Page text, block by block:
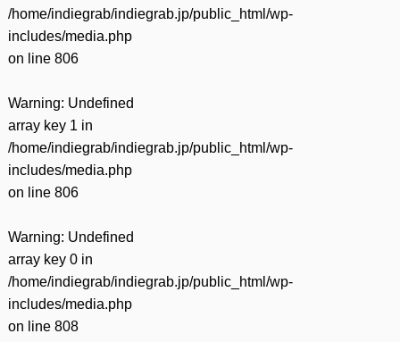
/home/indiegrab/indiegrab.jp/public_html/wp-
includes/media.php
on line 806
Warning: Undefined
array key 1 in
/home/indiegrab/indiegrab.jp/public_html/wp-
includes/media.php
on line 806
Warning: Undefined
array key 0 in
/home/indiegrab/indiegrab.jp/public_html/wp-
includes/media.php
on line 808